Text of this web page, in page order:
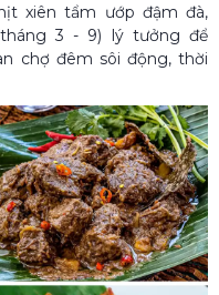
xiên tẩm ướp đậm đà,
3 - 9) lý tưởng để
chợ đêm sôi động, thời